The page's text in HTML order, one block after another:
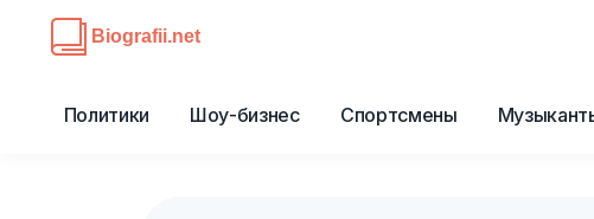
Политики Шоу-бизнес Спортсмены